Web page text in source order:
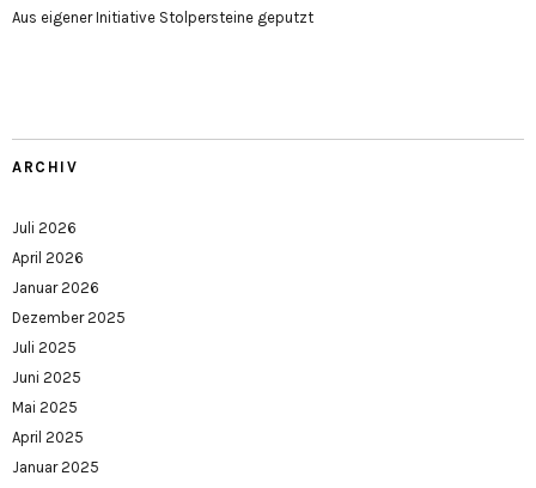
Aus eigener Initiative Stolpersteine geputzt
ARCHIV
Juli 2026
April 2026
Januar 2026
Dezember 2025
Juli 2025
Juni 2025
Mai 2025
April 2025
Januar 2025